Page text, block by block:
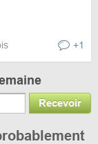
+1
Recevoir